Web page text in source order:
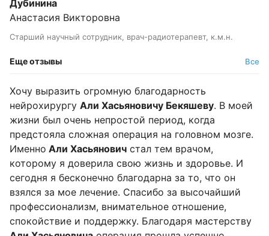
Дубинина
Анастасия Викторовна
Старший научный сотрудник, врач-радиотерапевт, к.м.н.
Еще отзывы Все
Хочу выразить огромную благодарность
нейрохирургу Али Хасьяновичу Бекяшеву. В моей
жизни был очень непростой период, когда
предстояла сложная операция на головном мозге.
Именно Али Хасьянович стал тем врачом,
которому я доверила свою жизнь и здоровье. И
сегодня я бесконечно благодарна за то, что он
взялся за мое лечение. Спасибо за высочайший
профессионализм, внимательное отношение,
спокойствие и поддержку. Благодаря мастерству